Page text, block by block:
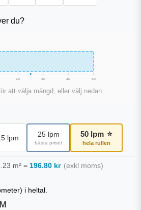
du?
20 30 40 50
att välja mängd, eller välj nedan
lpm 25lpm
bästa priset
50 lpm ⭐
hela rullen
m² = 196.80 kr (exkl moms)
) i heltal.